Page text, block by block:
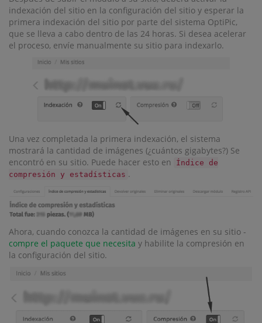
indexación del sitio en la configuración del sitio y esperar la
primera indexación del sitio por parte del sistema OptiPic,
que se lleva a cabo dentro de las 24 horas. Si desea acelerar
el proceso, envíe manualmente su sitio para indexarlo.
Una vez completada la primera indexación, el sistema
mostrará la cantidad de imágenes (¿cuántos gigabytes?) Se
encontró en su sitio. Puede hacer esto en
Índice de
compresión y estadísticas .
Ahora, cuando conozca la cantidad de imágenes en su sitio -
compre el paquete que necesita y habilite la compresión en
la configuración del sitio.